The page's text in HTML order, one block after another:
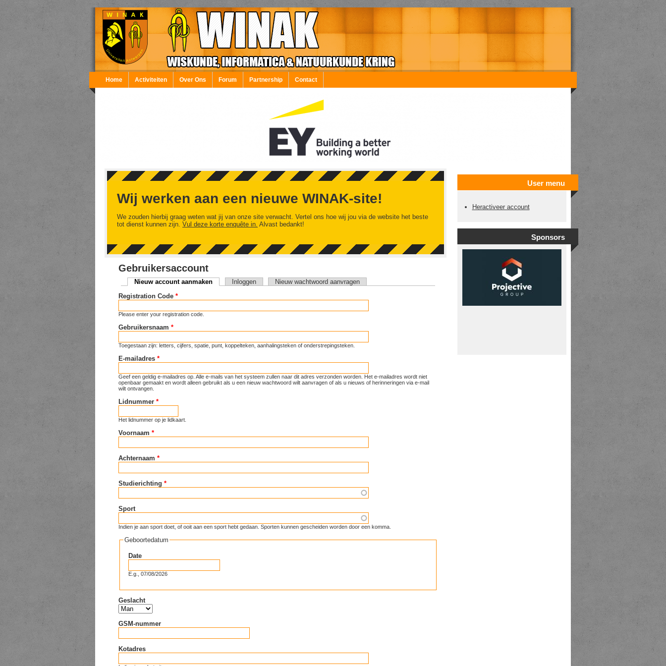
Overslaan en naar de inhoud gaan
Home Activiteiten Over Ons Forum Partnership Contact
Wij werken aan een nieuwe WINAK-site!
We zouden hierbij graag weten wat jij van onze site verwacht. Vertel ons hoe wij jou via de website het beste
tot dienst kunnen zijn. Vul deze korte enquête in. Alvast bedankt!
Gebruikersaccount
Primaire tabs
Nieuw account aanmaken (actieve tabblad)
Inloggen
Nieuw wachtwoord aanvragen
Registration Code *
Please enter your registration code.
Gebruikersnaam *
Toegestaan zijn: letters, cijfers, spatie, punt, koppelteken, aanhalingsteken of onderstrepingsteken.
E-mailadres *
Geef een geldig e-mailadres op. Alle e-mails van het systeem zullen naar dit adres verzonden worden. Het e-mailadres wordt niet
openbaar gemaakt en wordt alleen gebruikt als u een nieuw wachtwoord wilt aanvragen of als u nieuws of herinneringen via e-mail
wilt ontvangen.
Lidnummer *
Het lidnummer op je lidkaart.
Voornaam *
Achternaam *
Studierichting *
Sport
Indien je aan sport doet, of ooit aan een sport hebt gedaan. Sporten kunnen gescheiden worden door een komma.
Geboortedatum
Date
E.g., 07/08/2026
Geslacht
GSM-nummer
Kotadres
User menu
Heractiveer account
Sponsors